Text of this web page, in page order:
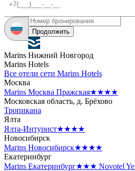
Продолжить
Marins Нижний Новгород
Marins Hotels
Все отели сети Marins Hotels
Москва
Marins Москва Пражская★★★★
Московская область, д. Брёхово
Тропикана
Ялта
Ялта-Интурист★★★★
Новосибирск
Marins Новосибирск★★★★
Екатеринбург
Marins Екатеринбург★★★ Novotel